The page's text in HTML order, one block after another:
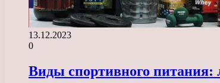
13.12.2023
0
Виды спортивного питания: